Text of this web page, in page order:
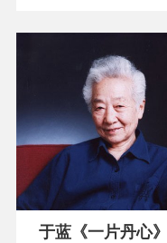
于蓝《一片丹心》